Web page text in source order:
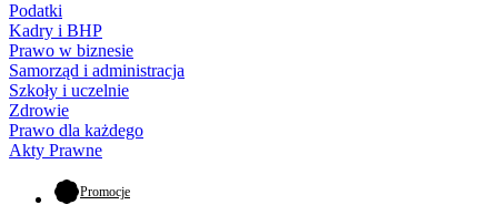
Podatki
Kadry i BHP
Prawo w biznesie
Samorząd i administracja
Szkoły i uczelnie
Zdrowie
Prawo dla każdego
Akty Prawne
Promocje- otwiera się w nowej karcie